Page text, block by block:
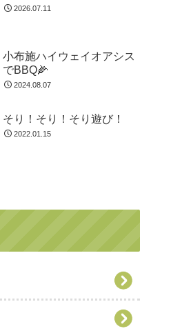
2026.07.11
小布施ハイウェイオアシス
でBBQ🌽
2024.08.07
そり！そり！そり遊び！
2022.01.15